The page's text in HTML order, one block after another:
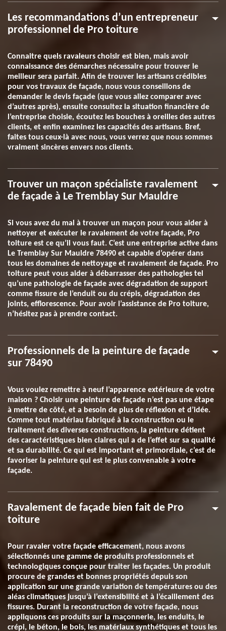
Les recommandations d’un entrepreneur
professionnel de Pro toiture
Connaitre quels ravaleurs choisir est bien, mais avoir
connaissance des démarches nécessaire pour trouver le
meilleur sera parfait. Afin de trouver les artisans crédibles
pour vos travaux de façade, nous vous conseillons de
demander le devis façade (que vous allez comparer avec
d’autres après), ensuite consultez la situation financière de
l’entreprise choisie, écoutez les bouches à oreilles des autres
clients, et enfin examinez les capacités des artisans. Bref,
faites tous ceux-là avec nous, vous verrez que nous sommes
vraiment sincères envers nos clients.
Trouver un maçon spécialiste ravalement
de façade à Le Tremblay Sur Mauldre
Si vous avez du mal à trouver un maçon pour vous aider à
nettoyer et exécuter le ravalement de votre façade, Pro
toiture est ce qu’il vous faut. C’est une entreprise active dans
Le Tremblay Sur Mauldre 78490 et capable d’opérer dans
tous les domaines de nettoyage et ravalement de façade. Pro
toiture peut vous aider à débarrasser des pathologies tel
qu’une pathologie de façade avec dégradation de support
comme fissure de l’enduit ou du crépis, dégradation des
joints, efflorescence. Pour avoir l’assistance de Pro toiture,
n’hésitez pas à prendre contact.
Professionnels de la peinture de façade
sur 78490
Vous voulez remettre à neuf l’apparence extérieure de votre
maison ? Choisir une peinture de façade n’est pas une étape
à mettre de côté, et a besoin de plus de réflexion et d’idée.
Comme tout matériau fabriqué à la construction ou le
traitement des diverses constructions, la peinture détient
des caractéristiques bien claires qui a de l’effet sur sa qualité
et sa durabilité. Ce qui est important et primordiale, c’est de
favoriser la peinture qui est le plus convenable à votre
façade.
Ravalement de façade bien fait de Pro
toiture
Pour ravaler votre façade efficacement, nous avons
sélectionnés une gamme de produits professionnels et
technologiques conçue pour traiter les façades. Un produit
procure de grandes et bonnes propriétés depuis son
application sur une grande variation de températures ou des
aléas climatiques jusqu’à l’extensibilité et à l’écaillement des
fissures. Durant la reconstruction de votre façade, nous
appliquons ces produits sur la maçonnerie, les enduits, le
crépi, le béton, le bois, les matériaux synthétiques et tous les